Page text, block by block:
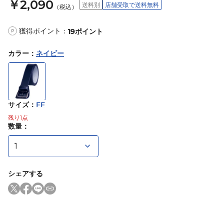
￥2,090 （税込） 送料別 店舗受取で送料無料
P 獲得ポイント： 19ポイント
カラー ： ネイビー
サイズ： FF
残り 1点
数量：
シェアする